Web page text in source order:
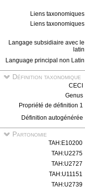
Liens taxonomiques
Liens taxonomiques
Langage subsidiaire avec le
latin
Language principal non Latin
Définition taxonomique
CECI
Genus
Propriété de définition 1
Définition autogénérée
Partonomie
TAH:E10200
TAH:U2275
TAH:U2727
TAH:U11151
TAH:U2739